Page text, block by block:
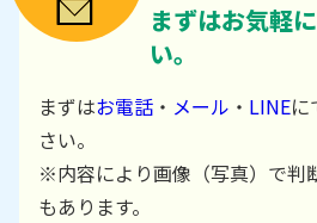
まずはお気軽
い。
まずはお電話 ・ メール ・ LINEに
さい。
※内容により画像（写真）で判
もあります。